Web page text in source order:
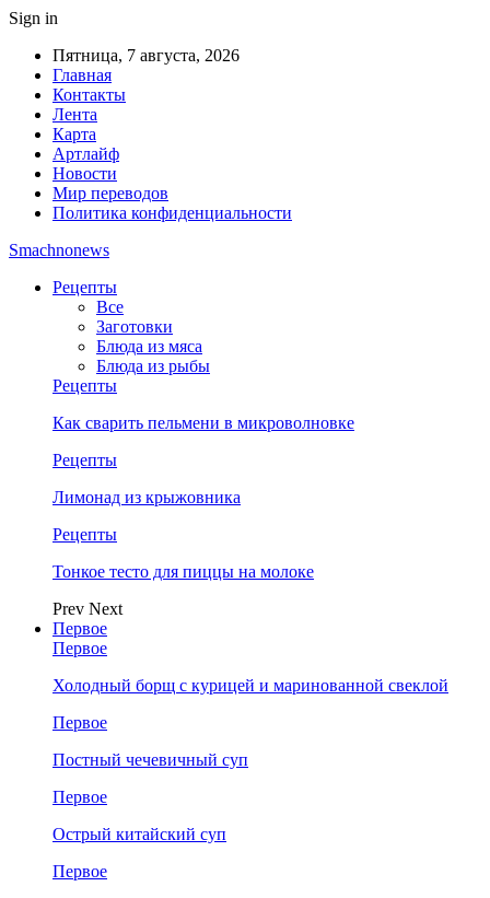
Sign in
Пятница, 7 августа, 2026
Главная
Контакты
Лента
Карта
Артлайф
Новости
Мир переводов
Политика конфиденциальности
Smachnonews
Рецепты
Все
Заготовки
Блюда из мяса
Блюда из рыбы
Рецепты
Как сварить пельмени в микроволновке
Рецепты
Лимонад из крыжовника
Рецепты
Тонкое тесто для пиццы на молоке
Prev Next
Первое
Первое
Холодный борщ с курицей и маринованной свеклой
Первое
Постный чечевичный суп
Первое
Острый китайский суп
Первое